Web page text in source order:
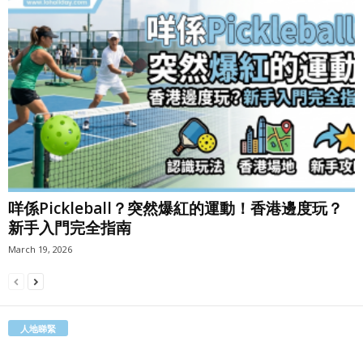
咩係Pickleball？突然爆紅的運動！香港邊度玩？
新手入門完全指南
March 19, 2026
人地睇緊